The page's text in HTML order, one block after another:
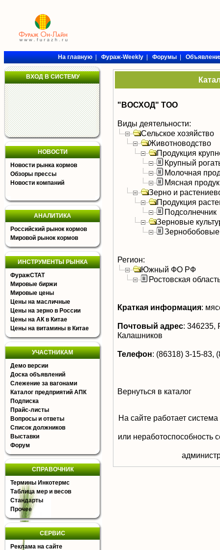
На главную|Фураж-Weekly|Форумы|
ВХОД В СИСТЕМУ
НОВОСТИ
Новости рынка кормов
Обзоры прессы
Новости компаний
АНАЛИТИКА
Российский рынок кормов
Мировой рынок кормов
ИНСТРУМЕНТЫ РЫНКА
ФуражСТАТ
Мировые биржи
Мировые цены
Цены на масличные
Цены на зерно в России
Цены на АК в Китае
Цены на витамины в Китае
УЧАСТНИКАМ
Демо версии
Доска объявлений
Слежение за вагонами
Каталог предприятий АПК
Подписка
Прайс-листы
Вопросы и ответы
Список должников
Выставки
Форум
СПРАВОЧНИК
Термины Инкотермс
Таблица мер и весов
Стандарты
Прочее
СЕРВИС
Реклама на сайте
"ВОСХОД" ТОО
Виды деятельности:
Сельское хозяйство
Животноводство
Продукция
Крупный
Молочная
Мясная
Зерно и
Продукция
Подсолнечник
Зерновые
Зернобобовые
Регион:
Южный ФО РФ
Ростовская
Краткая информация:
Почтовый адрес: 346235,
Калашников
Телефон: (86318) 3-15-83,
Вернуться в каталог
На сайте работает
или неработоспособность